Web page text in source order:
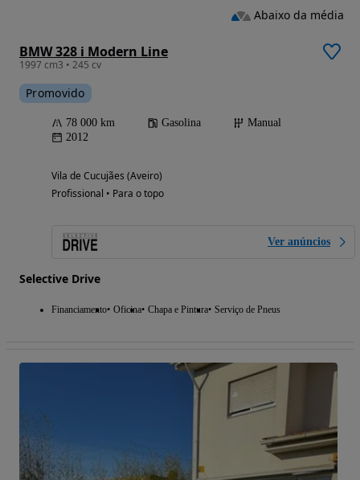
BMW 328 i Modern Line
1997 cm3 • 245 cv
Promovido
78 000 km Gasolina
Manual
2012
Vila de Cucujães (Aveiro)
Profissional • Para o topo
Ver anúncios
Selective Drive
Financiamento Oficina Chapa e Pintura Serviço de Pneus
Abaixo da média